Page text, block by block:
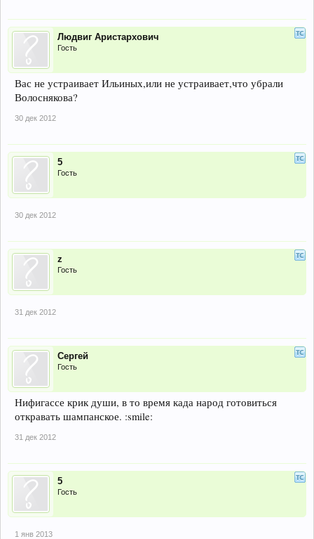
Людвиг Аристархович
Гость
Вас не устраивает Ильиных,или не устраивает,что убрали
Волоснякова?
30 дек 2012
5
Гость
30 дек 2012
z
Гость
31 дек 2012
Сергей
Гость
Нифигассе крик души, в то время када народ готовиться
откравать шампанское. :smile:
31 дек 2012
5
Гость
1 янв 2013